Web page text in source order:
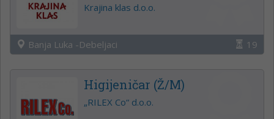
Krajina klas d.o.o.
Banja Luka -Debeljaci 19
Higijeničar (Ž/M)
„RILEX Co“ d.o.o.